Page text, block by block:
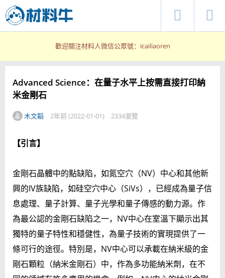
歡迎關注材料人微信公眾號：icailiaoren
Advanced Science：在量子水平上按需直接打印納
米金剛石
木文韜 2年前 (2022-01-01) 2334瀏覽
【引言】
金剛石晶體中的點缺陷，如氮空穴（NV）中心和其他新
興的IV族缺陷，如硅空穴中心（SiVs），已經成為量子信
息處理、量子計算、量子光學和量子傳感的動力源。作
為最公認的金剛石缺陷之一，NV中心在室溫下顯示出其
獨特的量子特性和穩健性，為量子技術的實現提供了一
條可行的途徑。特別是，NV中心可以承載在納米級的金
剛石顆粒（納米金剛石）中，作為多功能納米劑，在不